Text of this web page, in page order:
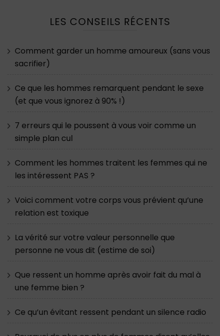
LES CONSEILS RÉCENTS
Comment garder un homme amoureux (sans vous
sacrifier)
Ce que les hommes remarquent pendant le sexe
(et que vous ignorez à 90% !)
7 erreurs qui le poussent à vous voir comme un
simple plan cul
Comment les hommes traitent les femmes qui ne
les intéressent PAS ?
Voici comment votre corps vous prévient qu’une
relation est toxique
La vérité sur votre valeur personnelle que
personne ne vous dit (estime de soi)
Que ressent un homme après avoir fait du mal à
une femme bien ?
Ce qu’un évitant ressent pendant un silence radio